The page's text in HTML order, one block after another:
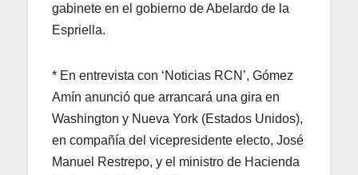
gabinete en el gobierno de Abelardo de la
Espriella.
* En entrevista con ‘Noticias RCN’, Gómez
Amín anunció que arrancará una gira en
Washington y Nueva York (Estados Unidos),
en compañía del vicepresidente electo, José
Manuel Restrepo, y el ministro de Hacienda